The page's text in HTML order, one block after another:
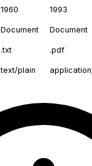
1960 1993
Document Document
.txt .pdf
text/plain